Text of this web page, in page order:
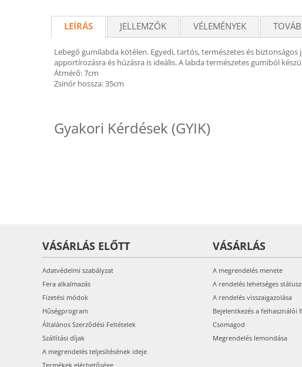
LEÍRÁS JELLEMZŐK VÉLEMÉNYEK
Lebegő gumilabda kötélen. Egyedi, tartós, természetes és
apportírozásra és húzásra is ideális. A labda természetes gumiból
Átmérő: 7cm
Zsinór hossza: 35cm
Gyakori Kérdések (GYIK)
VÁSÁRLÁS ELŐTT
Adatvédelmi szabályzat
Fera alkalmazás
Fizetési módok
Hűségprogram
Általános Szerződési Feltételek
Szállítási díjak
A megrendelés teljesítésének ideje
Termékek elérhetősége
VÁSÁRLÁS
A megrendelés menete
A rendelés lehetséges
A rendelés visszaigazolása
Bejelentkezés a felhasználói
Csomagod
Megrendelés lemondása